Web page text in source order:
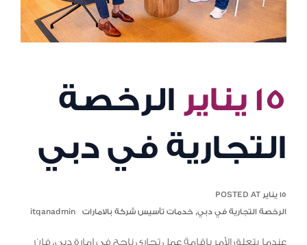
١٥ يناير
الرخصة
التجارية في دبي
١٥ يناير POSTED AT
الرخصة التجارية في دبي, خدمات تأسيس شركة بالامارات itqanadmin
عندما يتعلق الأمر بإقامة عمل تجاري ناجح في إمارة دبي، فإن